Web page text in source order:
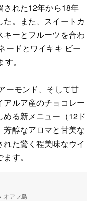
された12年から18年
。また、スイートカ
ーとフルーツを合わ
ードとワイキキ ビー
。
ーモンド、そして甘
アルア産のチョコレー
める新メニュー（12ド
醇なアロマと甘美な
た驚く程美味なウイ
す。
オアフ島